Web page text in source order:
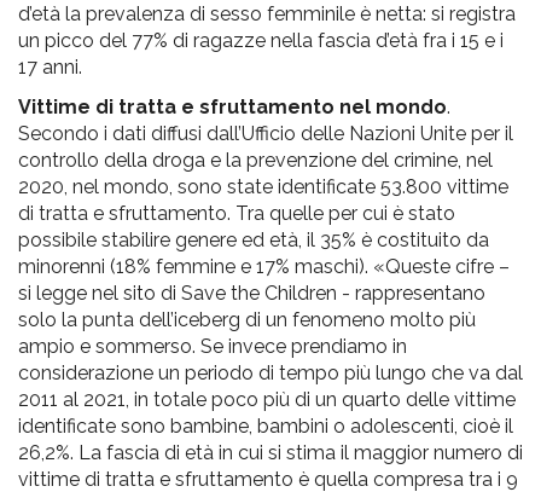
d’età la prevalenza di sesso femminile è netta: si registra
un picco del 77% di ragazze nella fascia d’età fra i 15 e i
17 anni.
Vittime di tratta e sfruttamento nel mondo.
Secondo i dati diffusi dall’Ufficio delle Nazioni Unite per il
controllo della droga e la prevenzione del crimine, nel
2020, nel mondo, sono state identificate 53.800 vittime
di tratta e sfruttamento. Tra quelle per cui è stato
possibile stabilire genere ed età, il 35% è costituito da
minorenni (18% femmine e 17% maschi). «Queste cifre –
si legge nel sito di Save the Children - rappresentano
solo la punta dell’iceberg di un fenomeno molto più
ampio e sommerso. Se invece prendiamo in
considerazione un periodo di tempo più lungo che va dal
2011 al 2021, in totale poco più di un quarto delle vittime
identificate sono bambine, bambini o adolescenti, cioè il
26,2%. La fascia di età in cui si stima il maggior numero di
vittime di tratta e sfruttamento è quella compresa tra i 9